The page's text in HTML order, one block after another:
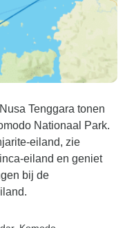
Tenggara tonen
Nationaal Park.
eiland, zie
eiland en geniet
bij de